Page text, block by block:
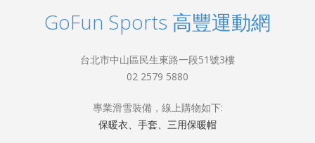
GoFun Sports 高豐運動網
台北市中山區民生東路一段51號3樓
02 2579 5880
專業滑雪裝備，線上購物如下:
保暖衣、手套、三用保暖帽